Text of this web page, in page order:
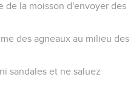
de la moisson d'envoyer des
des agneaux au milieu des
sandales et ne saluez